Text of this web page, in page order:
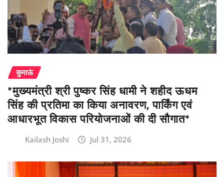
कुमाऊं
*मुख्यमंत्री श्री पुष्कर सिंह धामी ने शहीद ऊधम
सिंह की प्रतिमा का किया अनावरण, पार्किंग एवं
आधारभूत विकास परियोजनाओं की दी सौगात*
Kailash Joshi Jul 31, 2026